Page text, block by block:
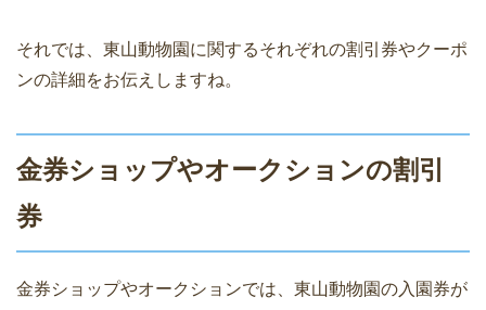
それでは、東山動物園に関するそれぞれの割引券やクーポ
ンの詳細をお伝えしますね。
金券ショップやオークションの割引
券
金券ショップやオークションでは、東山動物園の入園券が